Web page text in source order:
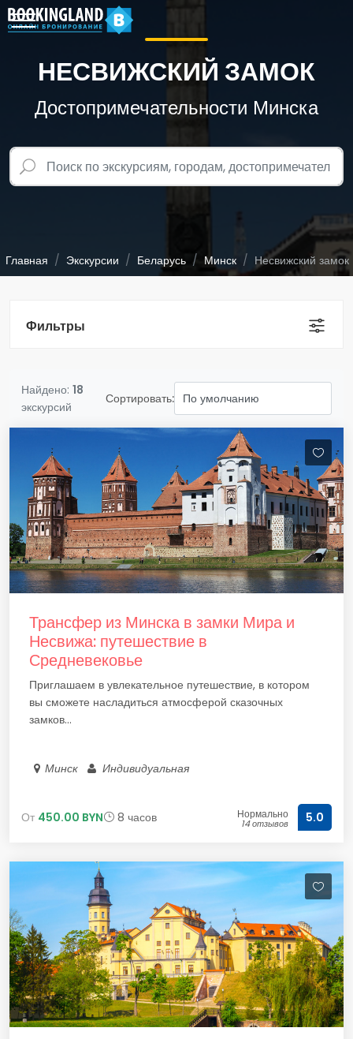
НЕСВИЖСКИЙ ЗАМОК
Достопримечательности Минска
Главная Экскурсии Беларусь Минск Несвижский замок
Фильтры
Найдено: 18
экскурсий
Сортировать:
Трансфер из Минска в замки Мира и
Несвижа: путешествие в
Средневековье
Приглашаем в увлекательное путешествие, в котором
вы сможете насладиться атмосферой сказочных
замков...
Минск Индивидуальная
От 450.00 BYN 8 часов Нормально
14 отзывов 5.0